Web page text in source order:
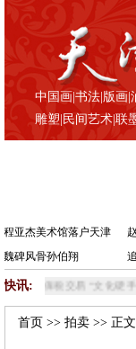
中国画 |书法 版画 |
雕塑 民间艺术 |联
程亚杰美术馆落户天津
魏碑风骨孙伯翔
快讯:
税交易 “文化硬手”还是“商
首页 >>拍卖 >> 正文